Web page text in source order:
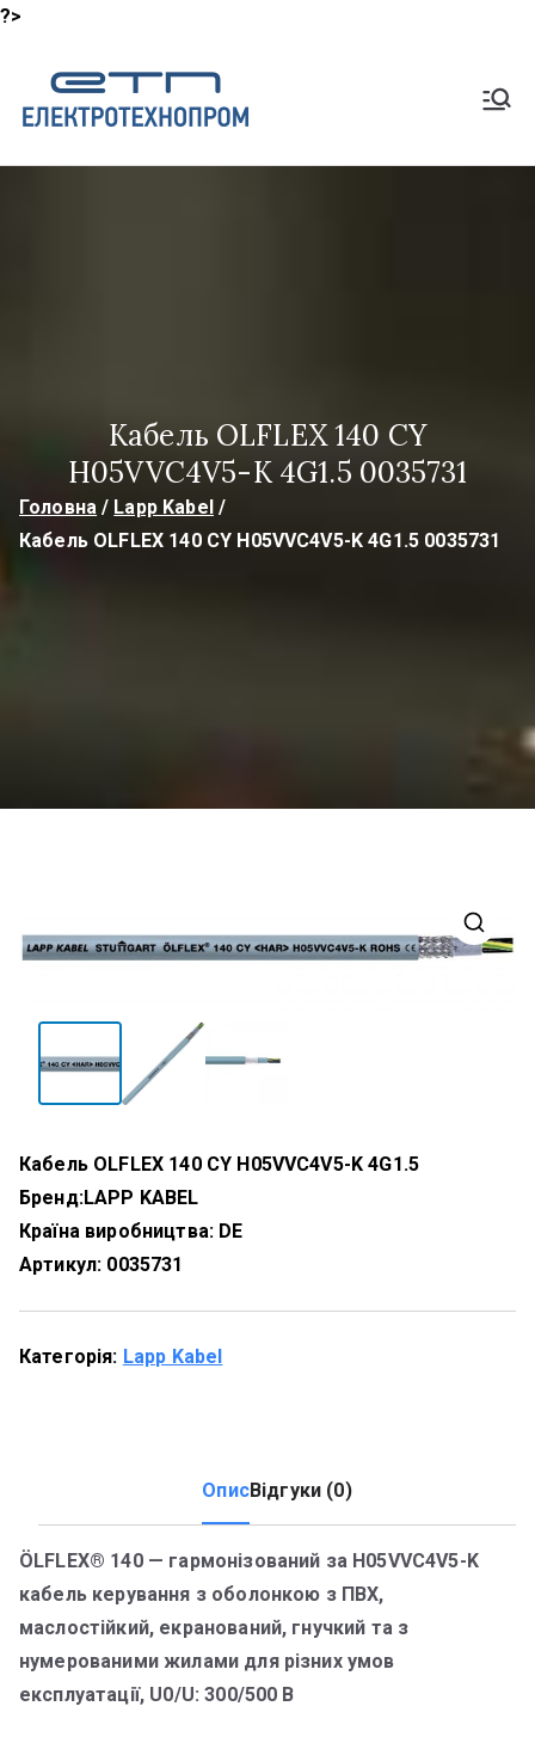
?>
вмісту
Кабель OLFLEX 140 CY
H05VVC4V5-K 4G1.5 0035731
Головна
Lapp Kabel
Кабель OLFLEX 140 CY H05VVC4V5-K 4G1.5 0035731
Кабель OLFLEX 140 CY H05VVC4V5-K 4G1.5
Бренд:LAPP KABEL
Країна виробництва: DE
Артикул: 0035731
Категорія: Lapp Kabel
ОписВідгуки (0)
ÖLFLEX® 140 — гармонізований за H05VVC4V5-K
кабель керування з оболонкою з ПВХ,
маслостійкий, екранований, гнучкий та з
нумерованими жилами для різних умов
експлуатації, U0/U: 300/500 В